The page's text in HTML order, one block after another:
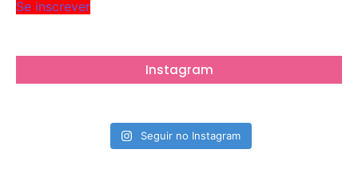
Se inscrever
Instagram
Seguir no Instagram